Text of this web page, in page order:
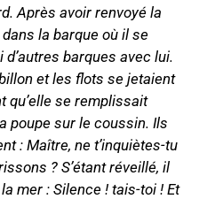
Après avoir renvoyé la
la barque où il se
barques avec lui.
et les flots se jetaient
qu’elle se remplissait
poupe sur le coussin. Ils
: Maître, ne t’inquiètes-tu
? S’étant réveillé, il
mer : Silence ! tais-toi ! Et